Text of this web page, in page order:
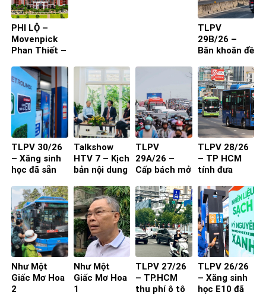
PHI LỘ –
Movenpick
Phan Thiết –
ta đến
TLPV
29B/26 –
Băn khoăn đề
29 chỗ vào
nội đô
TP.HCM
TLPV 30/26
– Xăng sinh
học đã sẵn
Talkshow
HTV 7 – Kịch
bản nội dung
người
TLPV
29A/26 –
Cấp bách mở
TLPV 28/26
– TP HCM
tính đưa
vào đường
nhỏ, khu dân
cư
Như Một
Giấc Mơ Hoa
2
Như Một
Giấc Mơ Hoa
1
TLPV 27/26
– TP.HCM
thu phí ô tô
TLPV 26/26
– Xăng sinh
học E10 đã